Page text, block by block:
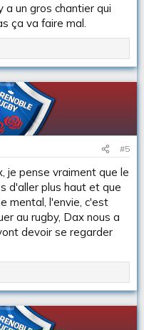
a un gros chantier qui
ça va faire mal.
#5
je pense vraiment que le
d'aller plus haut et que
mental, l'envie, c'est
au rugby, Dax nous a
devoir se regarder